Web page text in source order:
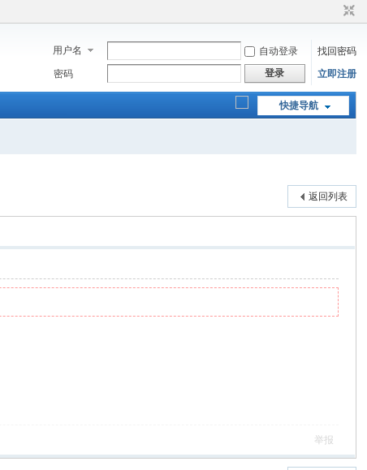
用户名 自动登录
找回密码
密码
登录 立即注册
快捷导航
返回列表
举报